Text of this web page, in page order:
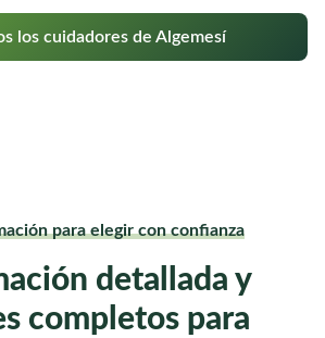
los cuidadores de Algemesí
para elegir con confianza
detallada y
completos para